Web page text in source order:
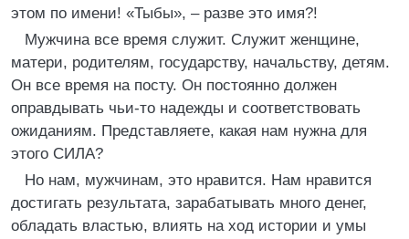
этом по имени! «Тыбы», – разве это имя?!
Мужчина все время служит. Служит женщине,
матери, родителям, государству, начальству, детям.
Он все время на посту. Он постоянно должен
оправдывать чьи-то надежды и соответствовать
ожиданиям. Представляете, какая нам нужна для
этого СИЛА?
Но нам, мужчинам, это нравится. Нам нравится
достигать результата, зарабатывать много денег,
обладать властью, влиять на ход истории и умы